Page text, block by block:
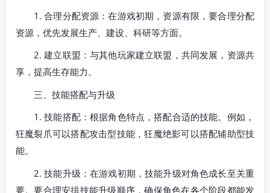
1. 合理分配资源：在游戏初期，资源有限，要合理分配
资源，优先发展生产、建设、科研等方面。
2. 建立联盟：与其他玩家建立联盟，共同发展，资源共
享，提高生存能力。
三、技能搭配与升级
1. 技能搭配：根据角色特点，搭配合适的技能。例如，
狂魔裂爪可以搭配攻击型技能，狂魔绝影可以搭配辅助型技
能。
2. 技能升级：在游戏初期，技能升级对角色成长至关重
要。要合理安排技能升级顺序，确保角色在各个阶段都能发